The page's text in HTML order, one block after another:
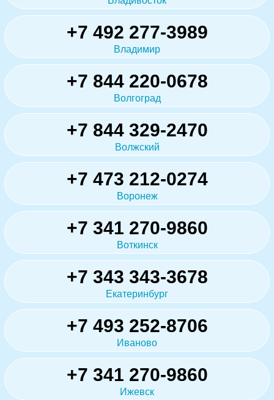
+7 492 277-3989
Владимир
+7 844 220-0678
Волгоград
+7 844 329-2470
Волжский
+7 473 212-0274
Воронеж
+7 341 270-9860
Воткинск
+7 343 343-3678
Екатеринбург
+7 493 252-8706
Иваново
+7 341 270-9860
Ижевск